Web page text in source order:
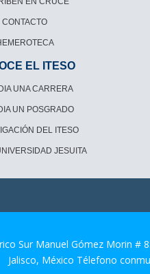
CONTACTO
EL ITESO
UNA CARRERA
UN POSGRADO
DEL ITESO
JESUITA
Sur Manuel Gómez Morin #
Jalisco, México Télefono